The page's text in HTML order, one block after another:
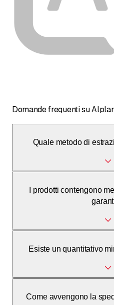
Domande frequenti su
Quale metodo di
supercritica. Per determinati
un metodo di estrazione con
I prodotti contengono
Alplant garantisce che tutti i
Esiste un quantitativo
50 bottiglie o 0,5 litri. Il
Come avvengono la